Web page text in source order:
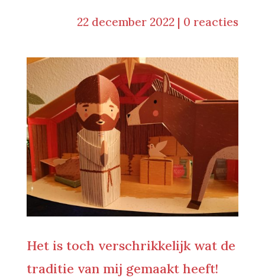
22 december 2022 | 0 reacties
Het is toch verschrikkelijk wat de
traditie van mij gemaakt heeft!